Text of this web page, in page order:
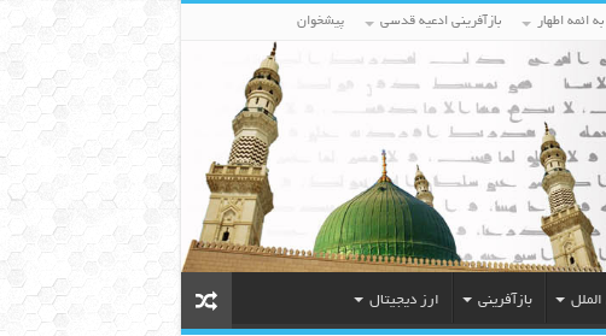
ائمه اطهار بازآفرینی ادعیه قدسی پیشخوان
بازآفرینی ارز دیجیتال